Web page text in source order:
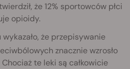
że 12% sportowców płci
opioidy.
że przepisywanie
znacznie wzrosło
te leki są całkowicie